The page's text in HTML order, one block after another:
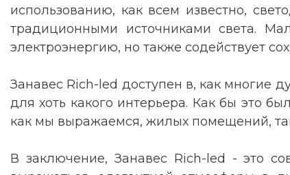
использованию, как всем известно,
традиционными источниками света.
электроэнергию, но также содействует
Занавес Rich-led доступен в, как многие
для хоть какого интерьера. Как бы это
как мы выражаемся, жилых помещений,
В заключение, Занавес Rich-led - это